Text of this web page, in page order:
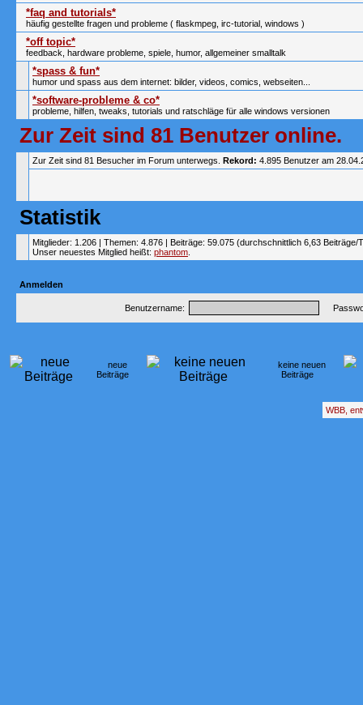
*faq and tutorials*
häufig gestellte fragen und probleme ( flaskmpeg, irc-tutorial, windows )
*off topic*
feedback, hardware probleme, spiele, humor, allgemeiner smalltalk
*spass & fun*
humor und spass aus dem internet: bilder, videos, comics, webseiten...
*software-probleme & co*
probleme, hilfen, tweaks, tutorials und ratschläge für alle windows versionen
Zur Zeit sind 81 Benutzer online.
Zur Zeit sind 81 Besucher im Forum unterwegs. Rekord: 4.895 Benutzer am
Statistik
Mitglieder: 1.206 | Themen: 4.876 | Beiträge: 59.075 (durchschnittlich 6,63 Beiträge/
Unser neuestes Mitglied heißt: phantom
Anmelden
Benutzername:
neue
Beiträge
keine neuen
Beiträge
WBB,